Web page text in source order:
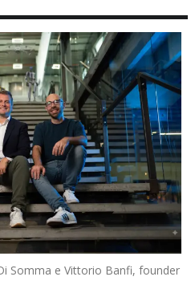
Somma e Vittorio Banfi, founder